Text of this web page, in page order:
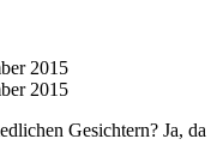
2015
2015
Gesichtern? Ja, da